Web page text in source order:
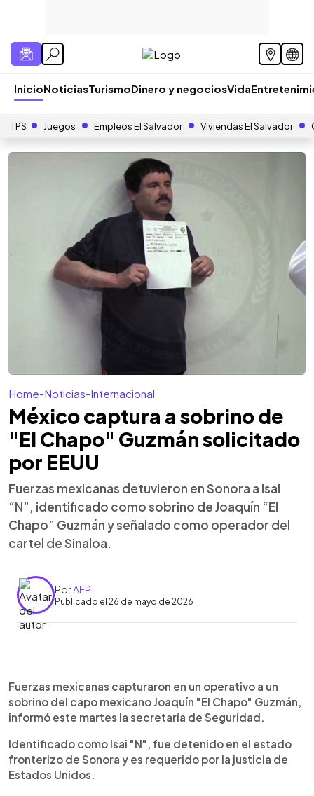
InicioNoticiasTurismoDinero y negociosVida
TPS Juegos Empleos El Salvador Viviendas El Salvador
Home-Noticias-Internacional
México captura a sobrino de
"El Chapo" Guzmán solicitado
por EEUU
Fuerzas mexicanas detuvieron en Sonora a Isai
“N”, identificado como sobrino de Joaquín “El
Chapo” Guzmán y señalado como operador del
cartel de Sinaloa.
PorAFP
Publicado el 26 de mayo de 2026
Escuchar artículo
Autoridades mexicanas capturaron en el estado
fronterizo de Sonora a Isai “N”, sobrino de Joaquín
“El Chapo” Guzmán, quien es requerido por la
federal citada por AFP, el detenido es señalado
como operador del cartel de Sinaloa y presunto
coordinador del trasiego de drogas hacia
Fuerzas mexicanas capturaron en un operativo a un
sobrino del capo mexicano Joaquín "El Chapo" Guzmán,
informó este martes la secretaría de Seguridad.
Identificado como Isai "N", fue detenido en el estado
fronterizo de Sonora y es requerido por la justicia de
Estados Unidos.